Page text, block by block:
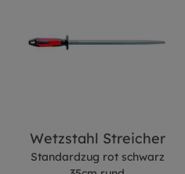
Wetzstahl Streicher
Standardzug rot schwarz